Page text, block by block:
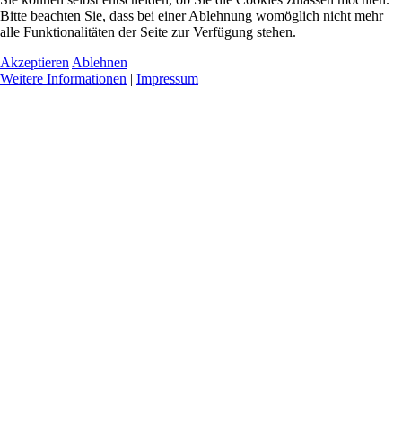
Bitte beachten Sie, dass bei einer Ablehnung womöglich nicht mehr
alle Funktionalitäten der Seite zur Verfügung stehen.
Akzeptieren Ablehnen
Weitere Informationen | Impressum